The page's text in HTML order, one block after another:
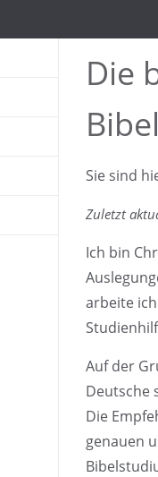
Die
Sie sind
Zuletzt
Ich bin
arbeite
Auf der
Deutsche
Die
genauen